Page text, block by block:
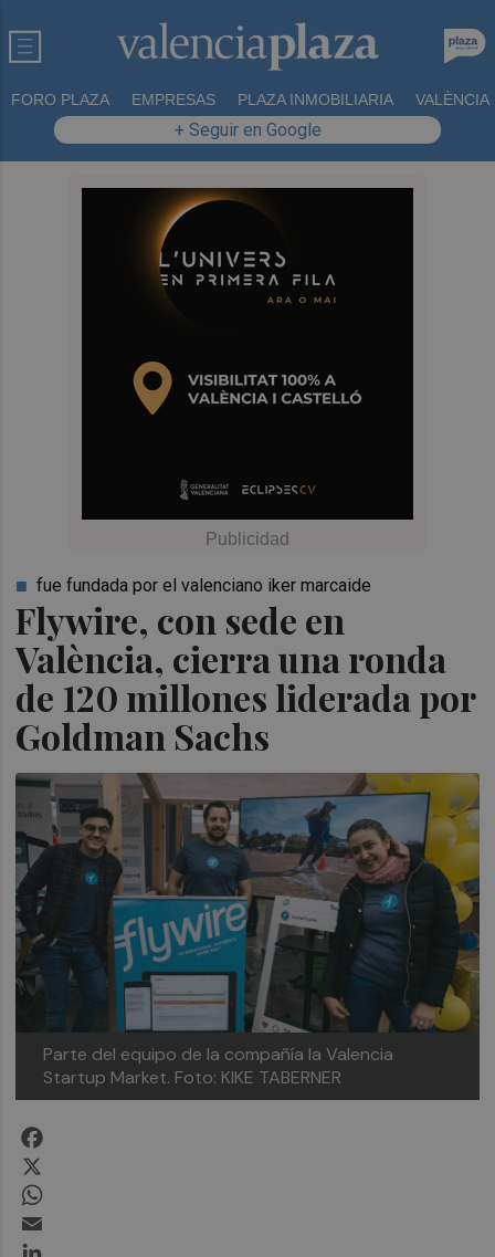
FORO PLAZA EMPRESAS PLAZA INMOBILIARIA VALÈNCIA
+ Seguir en Google
Flywire, con sede en
València, cierra una ronda
de 120 millones liderada por
Goldman Sachs
fue fundada por el valenciano iker marcaide
Parte del equipo de la compañía la Valencia
Startup Market. Foto: KIKE TABERNER